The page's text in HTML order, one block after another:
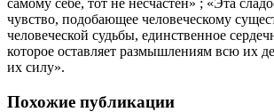
самому себе, тот не несчастен» ; «Эта
чувство, подобающее человеческому
человеческой судьбы, единственное
которое оставляет размышлениям всю их
их силу».
Похожие публикации